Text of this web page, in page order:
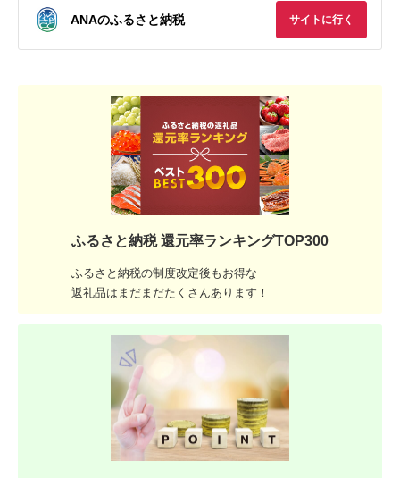
ANAのふるさと納税 サイトに行く
ふるさと納税 還元率ランキングTOP300
ふるさと納税の制度改定後もお得な
返礼品はまだまだたくさんあります！